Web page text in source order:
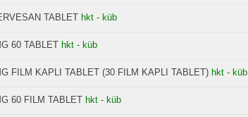
TABLET hkt - küb
60 TABLET hkt - küb
FILM KAPLI TABLET (30 FILM KAPLI TABLET) hkt - küb
60 FILM TABLET hkt - küb